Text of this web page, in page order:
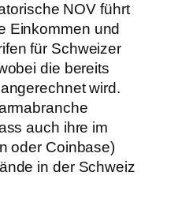
NOV führt
Einkommen und
für Schweizer
die bereits
wird.
auch ihre im
oder Coinbase)
in der Schweiz